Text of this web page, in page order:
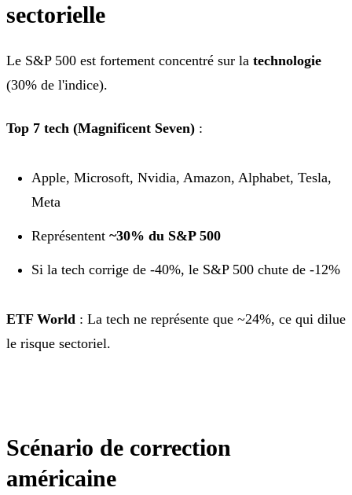
sectorielle
Le S&P 500 est fortement concentré sur la technologie
(30% de l'indice).
Top 7 tech (Magnificent Seven) :
Apple, Microsoft, Nvidia, Amazon, Alphabet, Tesla,
Meta
Représentent ~30% du S&P 500
Si la tech corrige de -40%, le S&P 500 chute de -12%
ETF World : La tech ne représente que ~24%, ce qui dilue
le risque sectoriel.
Scénario de correction
américaine